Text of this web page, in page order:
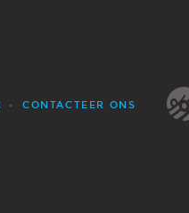
CONTACTEER ONS